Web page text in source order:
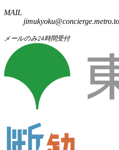
MAIL
メールのみ24時間受付